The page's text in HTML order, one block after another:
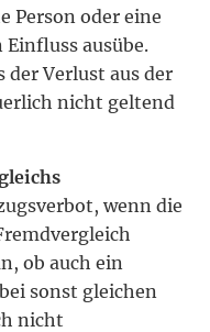
Person oder eine
ausübe.
der Verlust aus der
nicht geltend
wenn die
ob auch ein
sonst gleichen
nicht